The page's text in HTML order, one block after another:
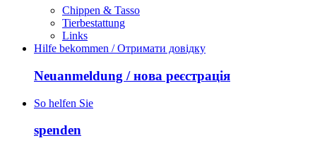
Chippen & Tasso
Tierbestattung
Links
Hilfe bekommen / Отримати довідку
Neuanmeldung / нова реєстрація
So helfen Sie
spenden